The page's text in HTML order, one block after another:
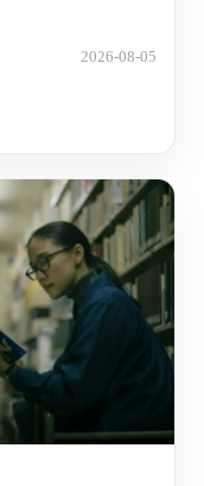
2026-08-05